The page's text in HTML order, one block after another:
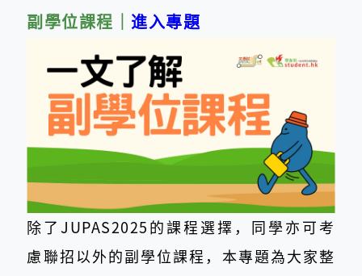
副學位課程｜ 進入專題
除了JUPAS2025的課程選擇，同學亦可考
慮聯招以外的副學位課程，本專題為大家整